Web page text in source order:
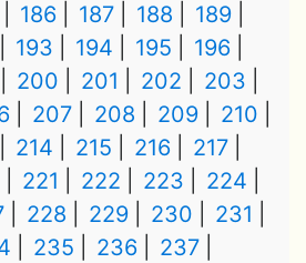
186 187 188
189
193 194 195
196
200 201 202
203
207 208 209
210
214 215 216
217
221 222 223
224
228 229 230
231
235 236
237